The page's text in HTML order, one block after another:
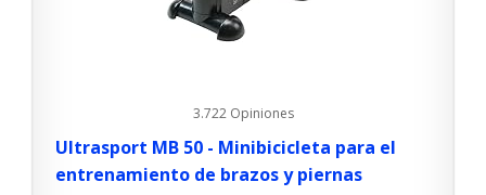
3.722 Opiniones
Ultrasport MB 50 - Minibicicleta para el
entrenamiento de brazos y piernas